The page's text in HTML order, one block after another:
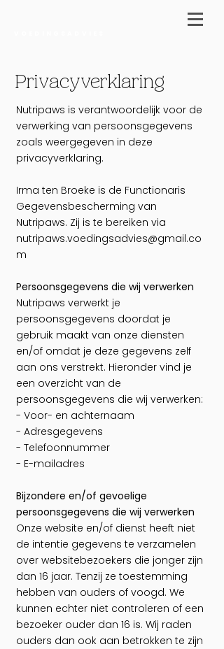
Privacyverklaring
Nutripaws is verantwoordelijk voor de
verwerking van persoonsgegevens
zoals weergegeven in deze
privacyverklaring.
Irma ten Broeke is de Functionaris
Gegevensbescherming van
Nutripaws. Zij is te bereiken via
nutripaws.voedingsadvies@gmail.co
m
Persoonsgegevens die wij verwerken
Nutripaws verwerkt je
persoonsgegevens doordat je
gebruik maakt van onze diensten
en/of omdat je deze gegevens zelf
aan ons verstrekt. Hieronder vind je
een overzicht van de
persoonsgegevens die wij verwerken:
- Voor- en achternaam
- Adresgegevens
- Telefoonnummer
- E-mailadres
Bijzondere en/of gevoelige
persoonsgegevens die wij verwerken
Onze website en/of dienst heeft niet
de intentie gegevens te verzamelen
over websitebezoekers die jonger zijn
dan 16 jaar. Tenzij ze toestemming
hebben van ouders of voogd. We
kunnen echter niet controleren of een
bezoeker ouder dan 16 is. Wij raden
ouders dan ook aan betrokken te zijn